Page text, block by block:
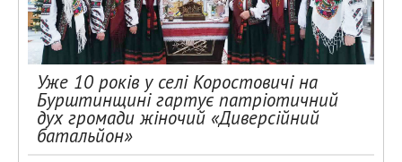
Уже 10 років у селі Коростовичі на
Бурштинщині гартує патріотичний
дух громади жіночий «Диверсійний
батальйон»